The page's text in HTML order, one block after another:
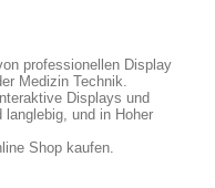
professionellen Display
Medizin Technik.
Displays und
und in Hoher
Shop kaufen.